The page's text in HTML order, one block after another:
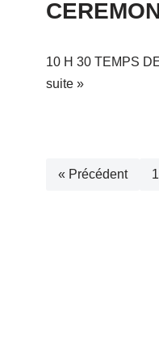
10 H 30 TEMPS
suite »
« Précédent 1